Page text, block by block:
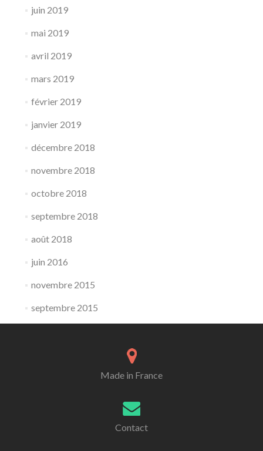
juin 2019
mai 2019
avril 2019
mars 2019
février 2019
janvier 2019
décembre 2018
novembre 2018
octobre 2018
septembre 2018
août 2018
juin 2016
novembre 2015
septembre 2015
Made in France
Contact